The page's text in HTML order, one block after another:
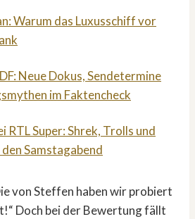
Warum das Luxusschiff vor
Neue Dokus, Sendetermine
im Faktencheck
RTL Super: Shrek, Trolls und
Samstagabend
von Steffen haben wir probiert
Doch bei der Bewertung fällt